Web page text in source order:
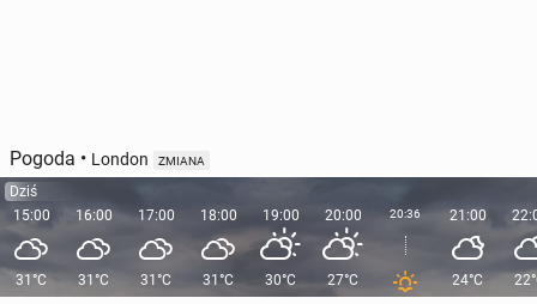
Pogoda • London ZMIANA
Dziś
15:00
31°C
16:00
31°C
17:00
31°C
18:00
31°C
19:00
30°C
20:00
27°C
20:36 21:00
24°C